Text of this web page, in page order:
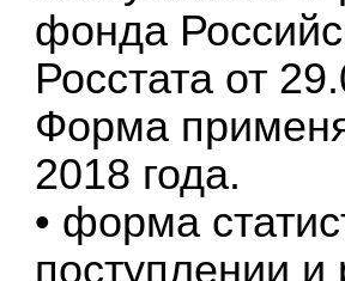
фонда
Росстата от
Форма
2018 года.
• форма
поступлении и